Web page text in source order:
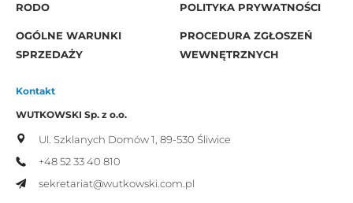
RODO POLITYKA PRYWATNOŚCI
OGÓLNE WARUNKI
SPRZEDAŻY
PROCEDURA ZGŁOSZEŃ
WEWNĘTRZNYCH
Kontakt
WUTKOWSKI Sp. z o.o.
Ul. Szklanych Domów 1, 89-530 Śliwice
+48 52 33 40 810
sekretariat@wutkowski.com.pl